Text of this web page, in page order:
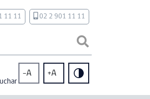
11 11 02 2 901 11 11
-A +A